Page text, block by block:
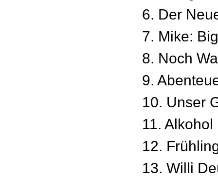
6. Der
7. Mike:
8. Noch
9.
10. Unser
11. Alkohol
12.
13. Willi